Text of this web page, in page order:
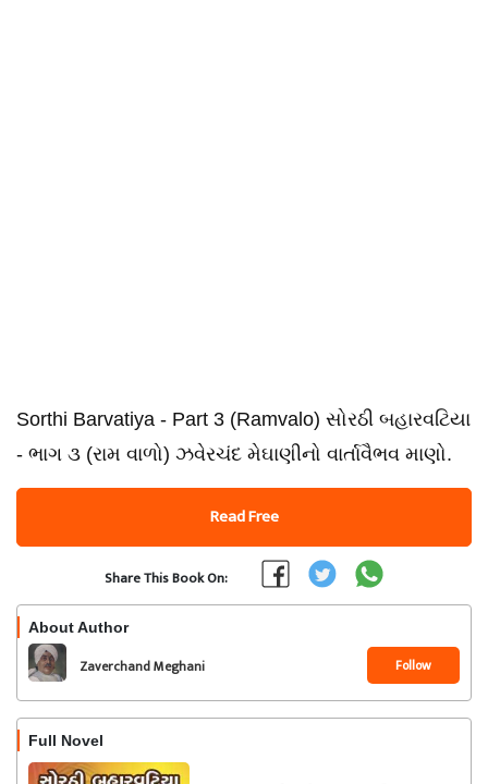
Sorthi Barvatiya - Part 3 (Ramvalo) સોરઠી બહારવટિયા
- ભાગ ૩ (રામ વાળો) ઝવેરચંદ મેઘાણીનો વાર્તાવૈભવ માણો.
Read Free
Share This Book On:
About Author
Zaverchand Meghani Follow
Full Novel